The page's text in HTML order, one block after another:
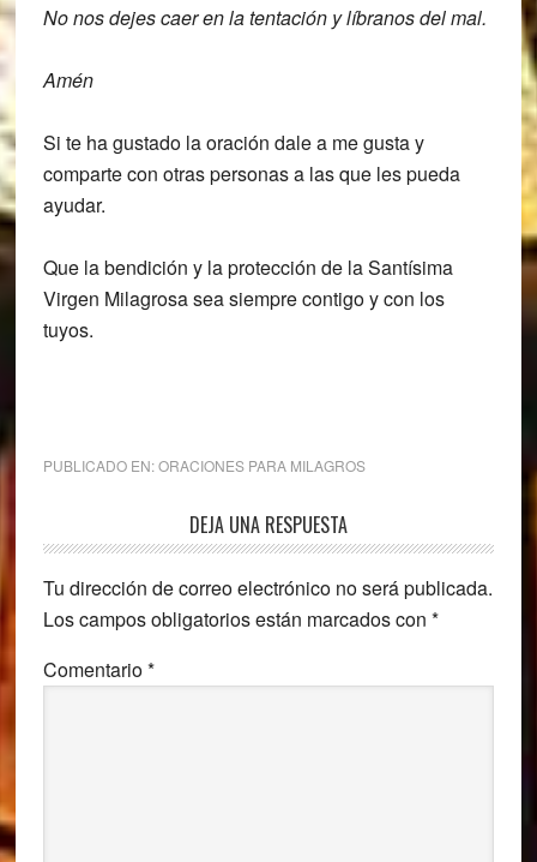
No nos dejes caer en la tentación y líbranos del mal.
Amén
Si te ha gustado la oración dale a me gusta y
comparte con otras personas a las que les pueda
ayudar.
Que la bendición y la protección de la Santísima
Virgen Milagrosa sea siempre contigo y con los
tuyos.
PUBLICADO EN:ORACIONES PARA MILAGROS
Interacciones
con
los
lectores
DEJA UNA RESPUESTA
Tu dirección de correo electrónico no será publicada.
Los campos obligatorios están marcados con *
Comentario*